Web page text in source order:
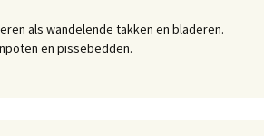
als wandelende takken en bladeren.
en pissebedden.